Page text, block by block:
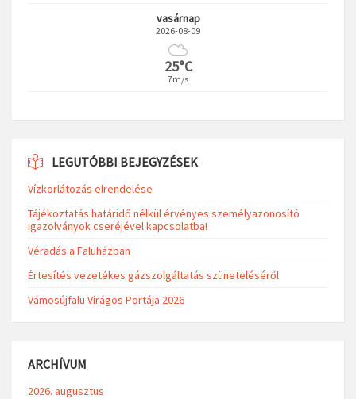
vasárnap
2026-08-09
25°C
7m/s
LEGUTÓBBI BEJEGYZÉSEK
Vízkorlátozás elrendelése
Tájékoztatás határidő nélkül érvényes személyazonosító
igazolványok cseréjével kapcsolatba!
Véradás a Faluházban
Értesítés vezetékes gázszolgáltatás szüneteléséről
Vámosújfalu Virágos Portája 2026
ARCHÍVUM
2026. augusztus